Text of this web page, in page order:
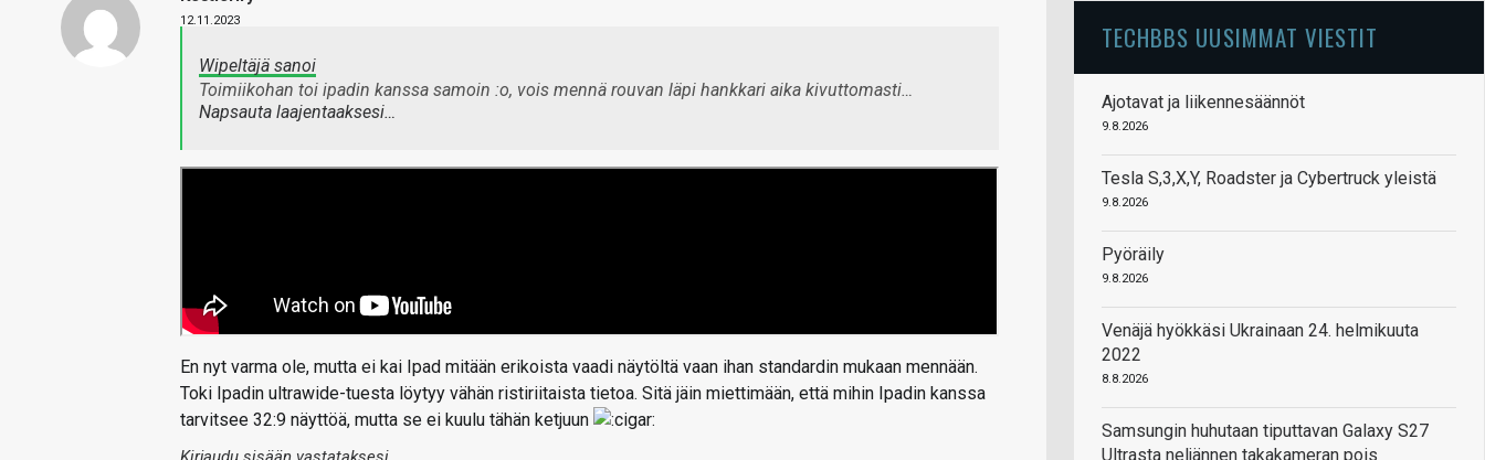
12.11.2023
Wipeltäjä sanoi
Toimiikohan toi ipadin kanssa samoin :o, vois mennä rouvan läpi hankkari aika kivuttomasti…
Napsauta laajentaaksesi…
En nyt varma ole, mutta ei kai Ipad mitään erikoista vaadi näytöltä vaan ihan standardin mukaan mennään.
Toki Ipadin ultrawide-tuesta löytyy vähän ristiriitaista tietoa. Sitä jäin miettimään, että mihin Ipadin kanssa
tarvitsee 32:9 näyttöä, mutta se ei kuulu tähän ketjuun
TECHBBS UUSIMMAT VIESTIT
Ajotavat ja liikennesäännöt
9.8.2026
Tesla S,3,X,Y, Roadster ja Cybertruck yleistä
9.8.2026
Pyöräily
9.8.2026
Venäjä hyökkäsi Ukrainaan 24. helmikuuta
2022
8.8.2026
Samsungin huhutaan tiputtavan Galaxy S27
Ultrasta neljännen takakameran pois